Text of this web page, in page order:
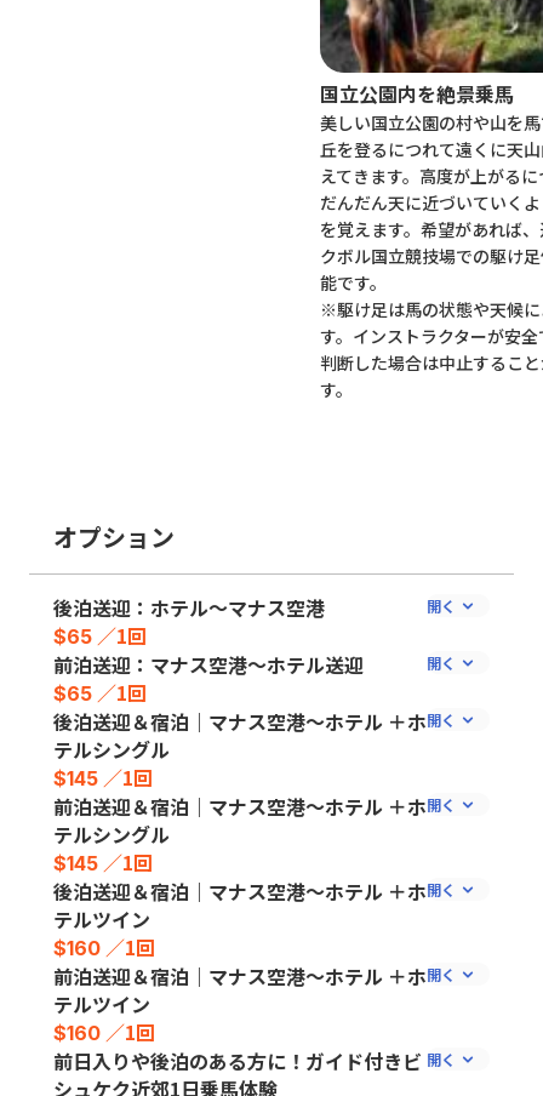
国立公園内を絶景乗馬
美しい国立公園の村や山を
丘を登るにつれて遠くに天
えてきます。高度が上がる
だんだん天に近づいていく
を覚えます。希望があれば
クボル国立競技場での駆け
能です。
※駆け足は馬の状態や天候
す。インストラクターが安
判断した場合は中止するこ
す。
オプション
後泊送迎：ホテル〜マナス空港
$65 ／1回
前泊送迎：マナス空港〜ホテル送迎
$65 ／1回
後泊送迎＆宿泊｜マナス空港〜ホテル ＋ホ
テルシングル
$145 ／1回
前泊送迎＆宿泊｜マナス空港〜ホテル ＋ホ
テルシングル
$145 ／1回
後泊送迎＆宿泊｜マナス空港〜ホテル ＋ホ
テルツイン
$160 ／1回
前泊送迎＆宿泊｜マナス空港〜ホテル ＋ホ
テルツイン
$160 ／1回
前日入りや後泊のある方に！ガイド付きビ
シュケク近郊1日乗馬体験